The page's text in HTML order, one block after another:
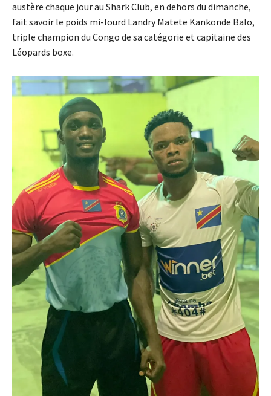
austère chaque jour au Shark Club, en dehors du dimanche,
fait savoir le poids mi-lourd Landry Matete Kankonde Balo,
triple champion du Congo de sa catégorie et capitaine des
Léopards boxe.